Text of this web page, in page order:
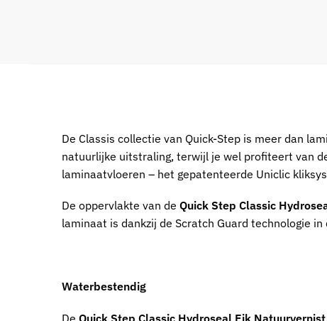
De Classis collectie van Quick-Step is meer dan
natuurlijke uitstraling, terwijl je wel profiteert van
laminaatvloeren – het gepatenteerde Uniclic
De oppervlakte van deQuick Step Classic
laminaat is dankzij de Scratch Guard technologie
Waterbestendig
DeQuick Step Classic Hydroseal Eik